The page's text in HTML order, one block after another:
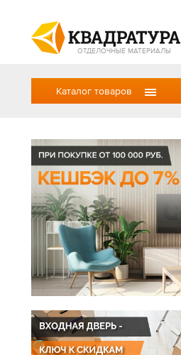
ОТДЕЛОЧНЫЕ МАТЕРИАЛЫ
Каталог товаров